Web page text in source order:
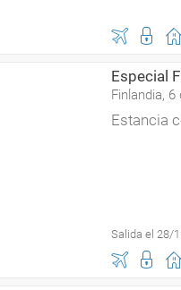
Especial
Finlandia, 6
Estancia
Salida el 28/